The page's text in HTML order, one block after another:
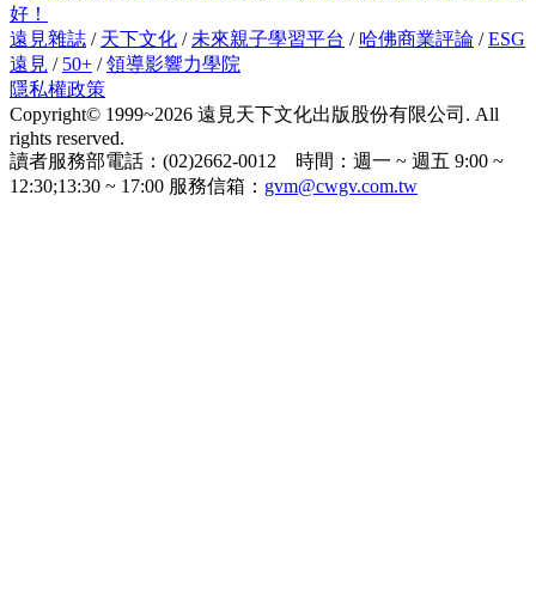
好！
遠見雜誌 / 天下文化 / 未來親子學習平台 / 哈佛商業評論 /ESG
遠見 / 50+ /領導影響力學院
隱私權政策
Copyright© 1999~2026 遠見天下文化出版股份有限公司. All
rights reserved.
讀者服務部電話：(02)2662-0012 時間：週一 ~ 週五 9:00 ~
12:30;13:30 ~ 17:00 服務信箱： gvm@cwgv.com.tw